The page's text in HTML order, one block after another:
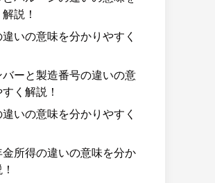
説！
いの意味を分かりやすく
バーと製造番号の違いの意
く解説！
いの意味を分かりやすく
所得の違いの意味を分か